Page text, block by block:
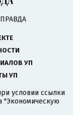
УП
УП
условии ссылки
"Экономическую